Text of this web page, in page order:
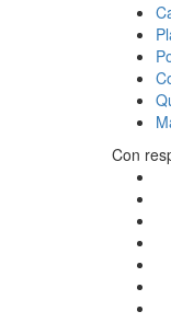
Con